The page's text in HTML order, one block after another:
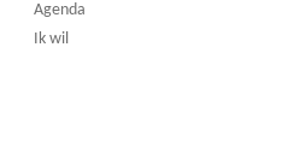
Agenda
Ik wil